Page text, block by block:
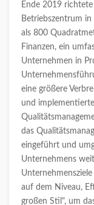
Ende 2019
Betriebszentrum
als 800
Finanzen, ein
Unternehmen in
eine größere
und
das
eingeführt und
Unternehmens
auf dem Niveau,
großen Stil", um